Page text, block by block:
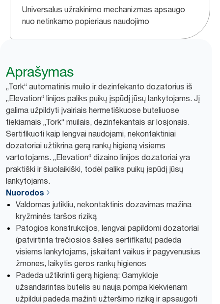
Universalus užrakinimo mechanizmas apsaugo
nuo netinkamo popieriaus naudojimo
Aprašymas
„Tork“ automatinis muilo ir dezinfekanto dozatorius iš
„Elevation“ linijos paliks puikų įspūdį jūsų lankytojams. Jį
galima užpildyti įvairiais hermetiškuose buteliuose
tiekiamais „Tork“ muilais, dezinfekantais ar losjonais.
Sertifikuoti kaip lengvai naudojami, nekontaktiniai
dozatoriai užtikrina gerą rankų higieną visiems
vartotojams. „Elevation“ dizaino linijos dozatoriai yra
praktiški ir šiuolaikiški, todėl paliks puikų įspūdį jūsų
lankytojams.
Nuorodos
Valdomas jutikliu, nekontaktinis dozavimas mažina
kryžminės taršos riziką
Patogios konstrukcijos, lengvai papildomi dozatoriai
(patvirtinta trečiosios šalies sertifikatu) padeda
visiems lankytojams, įskaitant vaikus ir pagyvenusius
žmones, laikytis geros rankų higienos
Padeda užtikrinti gerą higieną: Gamykloje
užsandarintas butelis su nauja pompa kiekvienam
užpildui padeda mažinti užteršimo riziką ir apsaugoti